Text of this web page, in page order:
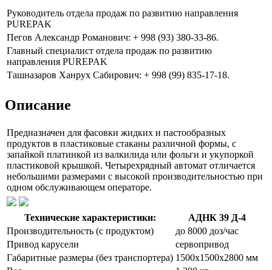
Руководитель отдела продаж по развитию направления
PUREPAK
Пегов Александр Романович: + 998 (93) 380-33-86.
Главный специалист отдела продаж по развитию
направления PUREPAK
Ташназаров Ханрух Сабирович: + 998 (99) 835-17-18.
Описание
Предназначен для фасовки жидких и пастообразных
продуктов в пластиковые стаканы различной формы, с
запайкой платинкой из валкилида или фольги и укупоркой
пластиковой крышкой. Четырехрядный автомат отличается
небольшими размерами с высокой производительностью при
одном обслуживающем операторе.
Технические характеристики:
АДНК 39 Д-4
Производительность (с продуктом)
до 8000 доз/час
Привод карусели
сервопривод
Габаритные размеры (без транспортера) 1500х1500х2800 мм